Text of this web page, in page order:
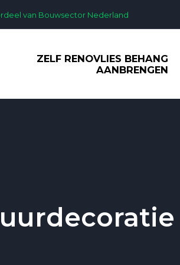
van Bouwsector Nederland
ZELF RENOVLIES BEHANG
AANBRENGEN